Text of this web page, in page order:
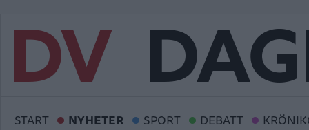
START NYHETER SPORT DEBATT